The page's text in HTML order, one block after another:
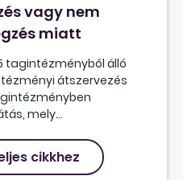
vagy nem
miatt
tagintézményből álló
átszervezés
mely...
cikkhez